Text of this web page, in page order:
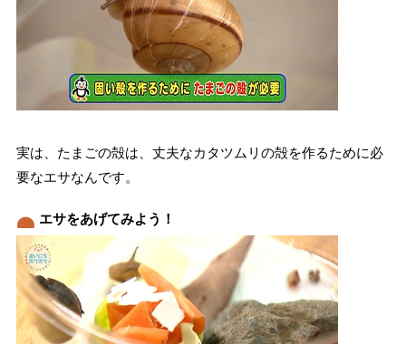
実は、たまごの殻は、丈夫なカタツムリの殻を作るために必
要なエサなんです。
エサをあげてみよう！